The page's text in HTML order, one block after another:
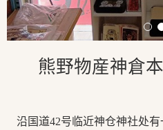
熊野物産神倉
沿国道42号临近神仓神社处